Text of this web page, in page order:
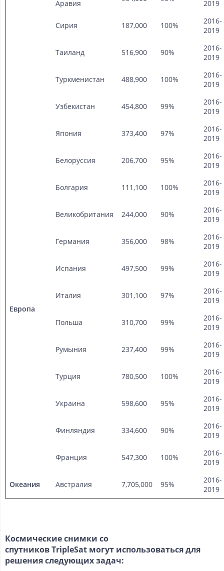
Аравия 2019
Сирия 187,000 100%
2016-
2019
Таиланд 516,900 90%
2016-
2019
Туркменистан 488,900 100%
2016-
2019
Узбекистан 454,800 99%
2016-
2019
Япония 373,400 97%
2016-
2019
Европа
Белоруссия 206,700 95%
2016-
2019
Болгария 111,100 100%
2016-
2019
Великобритания 244,000 90%
2016-
2019
Германия 356,000 98%
2016-
2019
Испания 497,500 99%
2016-
2019
Италия 301,100 97%
2016-
2019
Польша 310,700 99%
2016-
2019
Румыния 237,400 99%
2016-
2019
Турция 780,500 100%
2016-
2019
Украина 598,600 95%
2016-
2019
Финляндия 334,600 90%
2016-
2019
Франция 547,300 100%
2016-
2019
Океания Австралия 7,705,000 95%
2016-
2019
Космические снимки со
спутников TripleSat могут использоваться для
решения следующих задач: